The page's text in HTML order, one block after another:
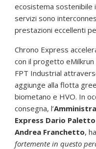
ecosistema
servizi sono
prestazioni eccellenti
Chrono Express
con il progetto eMilkrun
FPT Industrial
aggiunge alla flotta
biometano e HVO. In
consegna, l’
Express Dario
Andrea Franchetto,
fortemente in questo